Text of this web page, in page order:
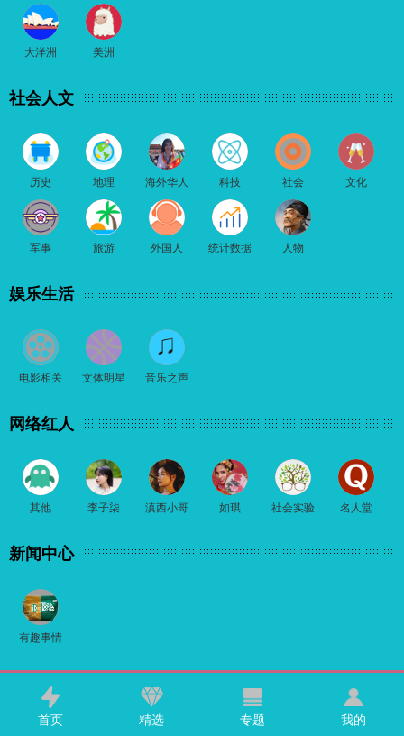
大洋洲 美洲
社会人文
历史 地理 海外华人 科技 社会 文化
军事 旅游 外国人 统计数据 人物
娱乐生活
电影相关 文体明星 音乐之声
网络红人
其他 李子柒 滇西小哥 如琪 社会实验 名人堂
新闻中心
有趣事情
首页 精选 专题 我的